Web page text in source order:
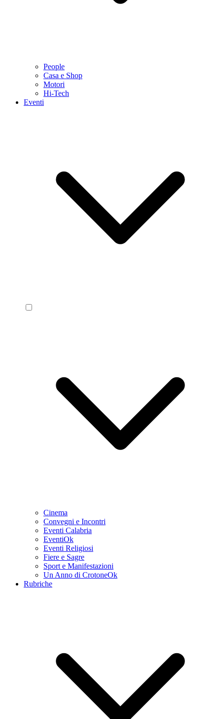
People
Casa e Shop
Motori
Hi-Tech
Eventi
Cinema
Convegni e Incontri
Eventi Calabria
EventiOk
Eventi Religiosi
Fiere e Sagre
Sport e Manifestazioni
Un Anno di CrotoneOk
Rubriche